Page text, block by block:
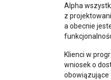
Alpha
z
a obecnie
Klienci w
wniosek o
obowiązujące